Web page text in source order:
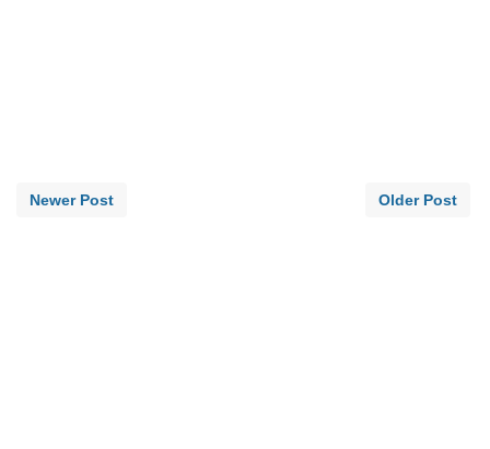
Newer Post Older Post